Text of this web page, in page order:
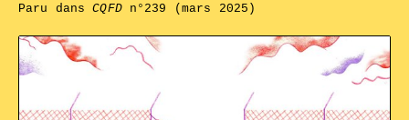
Paru dansCQFDn°239 (mars 2025)